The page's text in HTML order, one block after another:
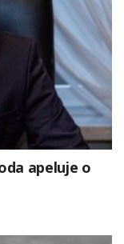
apeluje o